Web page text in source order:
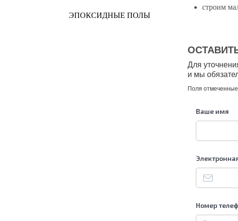
ЭПОКСИДНЫЕ ПОЛЫ
строим
Для
и мы
Поля отмеченные
Ваше имя
Номер